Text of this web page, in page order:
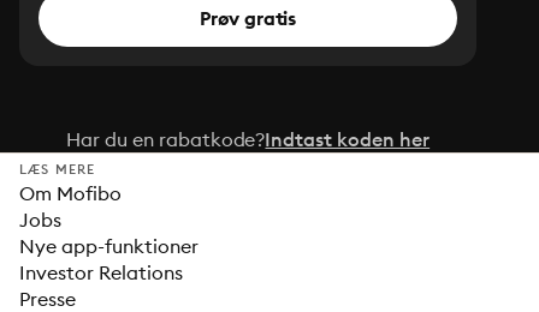
Prøv gratis
Har du en rabatkode?Indtast koden her
LÆS MERE
Om Mofibo
Jobs
Nye app-funktioner
Investor Relations
Presse